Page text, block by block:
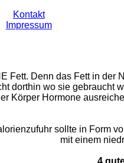
Fett. Denn das Fett in der
dorthin wo sie gebraucht
Körper Hormone
sollte in Form
mit einem
4
Kontakt
Impressum